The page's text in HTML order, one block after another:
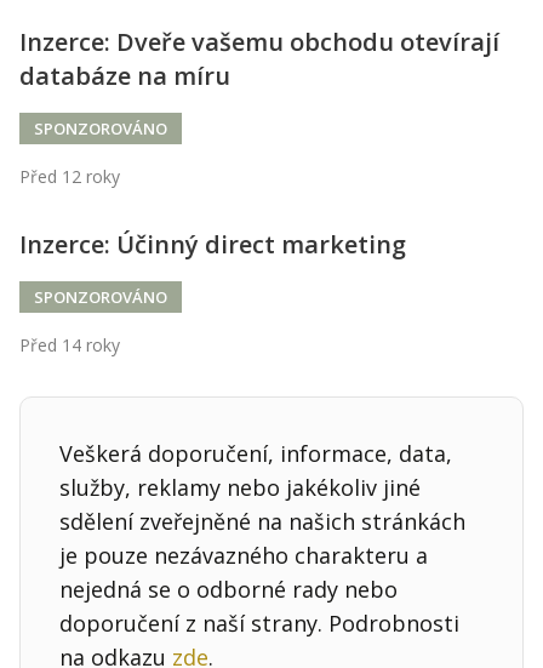
Přihlášení
Kontakt
Obchodní podmínky
Hledaná fráze
Inzerce: Dveře vašemu obchodu otevírají
databáze na míru
SPONZOROVÁNO
Před 12 roky
Inzerce: Účinný direct marketing
SPONZOROVÁNO
Před 14 roky
Veškerá doporučení, informace, data,
služby, reklamy nebo jakékoliv jiné
sdělení zveřejněné na našich stránkách
je pouze nezávazného charakteru a
nejedná se o odborné rady nebo
doporučení z naší strany. Podrobnosti
na odkazu zde.